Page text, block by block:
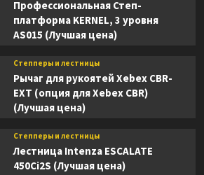
Профессиональная Степ-
платформа KERNEL, 3 уровня
AS015 (Лучшая цена)
Степперы и лестницы
Рычаг для рукоятей Xebex CBR-
EXT (опция для Xebex CBR)
(Лучшая цена)
Степперы и лестницы
Лестница Intenza ESCALATE
450Ci2S (Лучшая цена)